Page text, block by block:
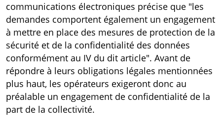
communications électroniques précise que "les
demandes comportent également un engagement
à mettre en place des mesures de protection de la
sécurité et de la confidentialité des données
conformément au IV du dit article". Avant de
répondre à leurs obligations légales mentionnées
plus haut, les opérateurs exigeront donc au
préalable un engagement de confidentialité de la
part de la collectivité.